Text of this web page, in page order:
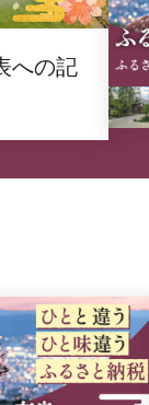
への記